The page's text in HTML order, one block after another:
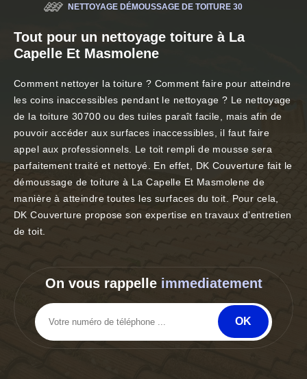
NETTOYAGE DÉMOUSSAGE DE TOITURE 30
Tout pour un nettoyage toiture à La
Capelle Et Masmolene
Comment nettoyer la toiture ? Comment faire pour atteindre
les coins inaccessibles pendant le nettoyage ? Le nettoyage
de la toiture 30700 ou des tuiles paraît facile, mais afin de
pouvoir accéder aux surfaces inaccessibles, il faut faire
appel aux professionnels. Le toit rempli de mousse sera
parfaitement traité et nettoyé. En effet, DK Couverture fait le
démoussage de toiture à La Capelle Et Masmolene de
manière à atteindre toutes les surfaces du toit. Pour cela,
DK Couverture propose son expertise en travaux d’entretien
de toit.
On vous rappelle immediatement